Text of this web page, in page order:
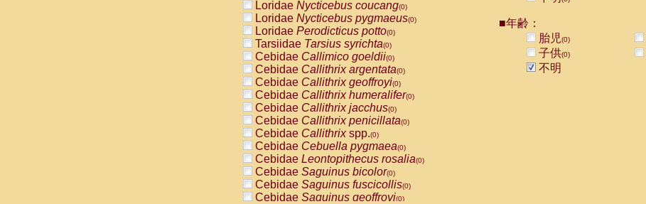
Loridae Nycticebus coucang(0)
Loridae Nycticebus pygmaeus(0)
Loridae Perodicticus potto(0)
Tarsiidae Tarsius syrichta(0)
Cebidae Callimico goeldii(0)
Cebidae Callithrix argentata(0)
Cebidae Callithrix geoffroyi(0)
Cebidae Callithrix humeralifer(0)
Cebidae Callithrix jacchus(0)
Cebidae Callithrix penicillata(0)
Cebidae Callithrixspp.(0)
Cebidae Cebuella pygmaea(0)
Cebidae Leontopithecus rosalia(0)
Cebidae Saguinus bicolor(0)
Cebidae Saguinus fuscicollis(0)
Cebidae Saguinus geoffroyi(0)
■年齢：
胎児(0)
子供(0)
不明